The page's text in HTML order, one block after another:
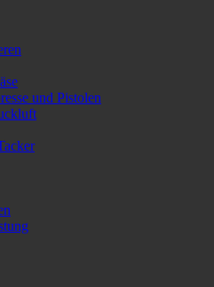
und Pistolen